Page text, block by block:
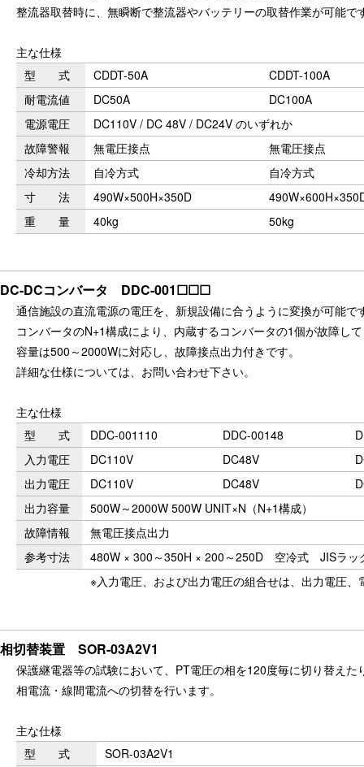
整流器取替時に、無瞬断で整流器やバッテリーの取替作業が可能で
主な仕様
型 式
CDDT-50A
CDDT-100A
耐電流値
DC50A
DC100A
電源電圧
DC110V / DC 48V / DC24V のいずれか
故障警報
無電圧接点
無電圧接点
冷却方法
自冷方式
自冷方式
寸 法
490W×500H×350D
重 量
40kg 50kg
DC-DCコンバータ DDC-001☐☐☐
通信施設の直流電源の電圧を、新規設備に合うように変換が可能で
コンバータのN+1構成により、内蔵するコンバータの1個が故障し
容量は500～2000Wに対応し、故障接点出力付きです。
詳細な仕様については、お問い合わせ下さい。
主な仕様
型 式
DDC-001110 DDC-00148
入力電圧
DC110V DC48V
出力電圧
DC110V DC48V
出力容量
500W～2000W 500W UNIT×N（N+1構成）
故障情報
無電圧接点出力
参考寸法
480W × 300～350H × 200～250D 空冷式 JISラッ
※入力電圧、および出力電圧の組合せは、出力電圧
相切替装置 SOR-03A2V1
保護継電器等の試験において、PT電圧の相を120度毎に切り替えた
相電流・線間電流への切替を行います。
主な仕様
型 式
SOR-03A2V1